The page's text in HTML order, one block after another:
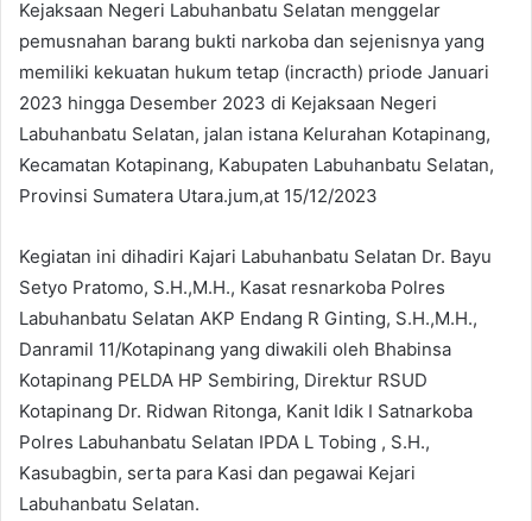
Kejaksaan Negeri Labuhanbatu Selatan menggelar
pemusnahan barang bukti narkoba dan sejenisnya yang
memiliki kekuatan hukum tetap (incracth) priode Januari
2023 hingga Desember 2023 di Kejaksaan Negeri
Labuhanbatu Selatan, jalan istana Kelurahan Kotapinang,
Kecamatan Kotapinang, Kabupaten Labuhanbatu Selatan,
Provinsi Sumatera Utara.jum,at 15/12/2023
Kegiatan ini dihadiri Kajari Labuhanbatu Selatan Dr. Bayu
Setyo Pratomo, S.H.,M.H., Kasat resnarkoba Polres
Labuhanbatu Selatan AKP Endang R Ginting, S.H.,M.H.,
Danramil 11/Kotapinang yang diwakili oleh Bhabinsa
Kotapinang PELDA HP Sembiring, Direktur RSUD
Kotapinang Dr. Ridwan Ritonga, Kanit Idik I Satnarkoba
Polres Labuhanbatu Selatan IPDA L Tobing , S.H.,
Kasubagbin, serta para Kasi dan pegawai Kejari
Labuhanbatu Selatan.